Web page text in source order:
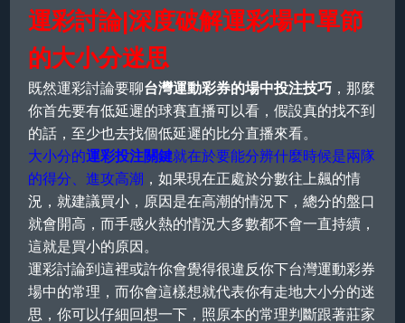
運彩討論|深度破解運彩場中單節
的大小分迷思
既然運彩討論要聊台灣運動彩券的場中投注技巧 ，那麼
你首先要有低延遲的球賽直播可以看，假設真的找不到
的話，至少也去找個低延遲的比分直播來看。
大小分的運彩投注關鍵就在於要能分辨什麼時候是兩隊
的得分、進攻高潮 ，如果現在正處於分數往上飆的情
況，就建議買小，原因是在高潮的情況下，總分的盤口
就會開高，而手感火熱的情況大多數都不會一直持續，
這就是買小的原因。
運彩討論到這裡或許你會覺得很違反你下台灣運動彩券
場中的常理，而你會這樣想就代表你有走地大小分的迷
思，你可以仔細回想一下，照原本的常理判斷跟著莊家